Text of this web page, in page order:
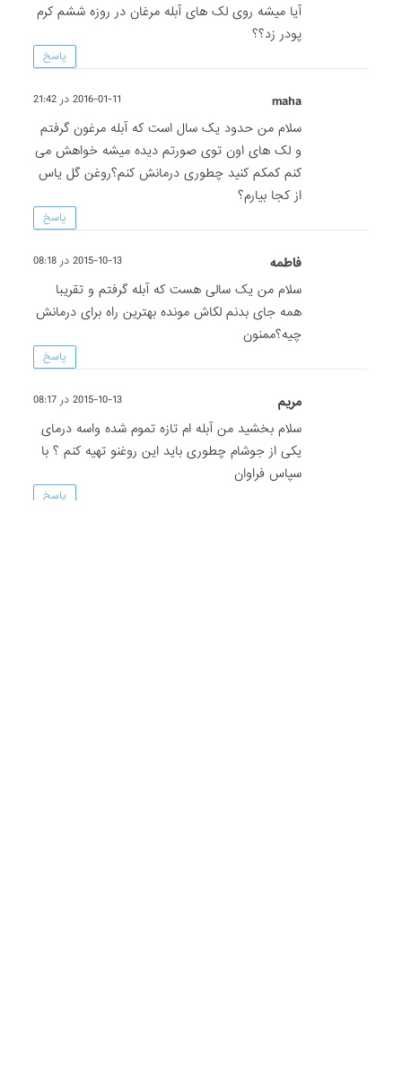
آیا میشه روی لک های آبله مرغان در روزه ششم کرم
پودر زد؟؟
پاسخ
maha 2016-01-11 در 21:42
سلام من حدود یک سال است که آبله مرغون گرفتم
و لک های اون توی صورتم دیده میشه خواهش می
کنم کمکم کنید چطوری درمانش کنم؟روغن گل یاس
از کجا بیارم؟
پاسخ
فاطمه 2015-10-13 در 08:18
سلام من یک سالی هست که آبله گرفتم و تقریبا
همه جای بدنم لکاش مونده بهترین راه برای درمانش
چیه؟ممنون
پاسخ
مریم 2015-10-13 در 08:17
سلام بخشید من آبله ام تازه تموم شده واسه درمای
یکی از جوشام چطوری باید این روغنو تهیه کنم ؟ با
سپاس فراوان
پاسخ